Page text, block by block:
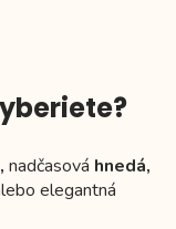
nadčasová hnedá,
elegantná